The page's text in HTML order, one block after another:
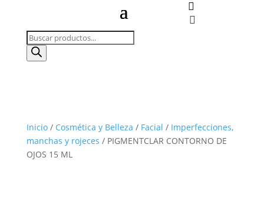


Búsqueda
de
productos
Inicio/ Cosmética y Belleza / Facial / Imperfecciones,
manchas y rojeces / PIGMENTCLAR CONTORNO DE
OJOS 15 ML